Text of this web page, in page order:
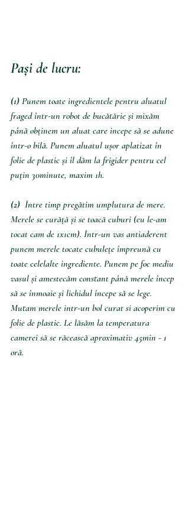
Pași de lucru:
(1) Punem toate ingredientele pentru aluatul
fraged într-un robot de bucătărie și mixăm
până obținem un aluat care incepe să se adune
într-o bilă. Punem aluatul ușor aplatizat în
folie de plastic și îl dăm la frigider pentru cel
puțin 30minute, maxim 1h.
(2) Între timp pregătim umplutura de mere.
Merele se curăță și se toacă cuburi (eu le-am
tocat cam de 1x1cm). Într-un vas antiaderent
punem merele tocate cubulețe împreună cu
toate celelalte ingrediente. Punem pe foc mediu
vasul și amestecăm constant până merele încep
să se înmoaie și lichidul începe să se lege.
Mutam merele intr-un bol curat si acoperim cu
folie de plastic. Le lăsăm la temperatura
camerei să se răcească aproximativ 45min - 1
oră.